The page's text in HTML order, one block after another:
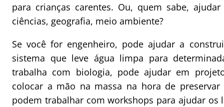
para crianças carentes. Ou, quem sabe,
ciências, geografia, meio ambiente?
Se você for engenheiro, pode ajudar a
sistema que leve água limpa para
trabalha com biologia, pode ajudar em
colocar a mão na massa na hora de
podem trabalhar com workshops para ajudar